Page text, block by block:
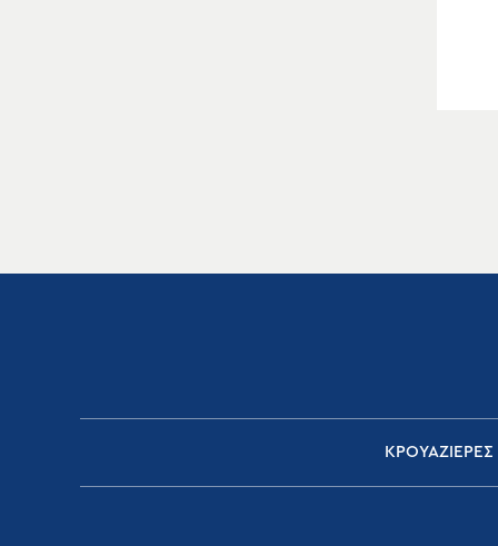
ΚΡΟΥΑΖΙΕΡΕΣ